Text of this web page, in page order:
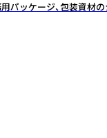
パッケージ、包装資材